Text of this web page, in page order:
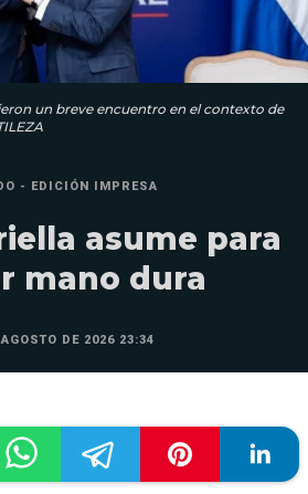
un breve encuentro en el contexto de
- EDICIÓN IMPRESA
asume para
mano dura
DE 2026 23:34